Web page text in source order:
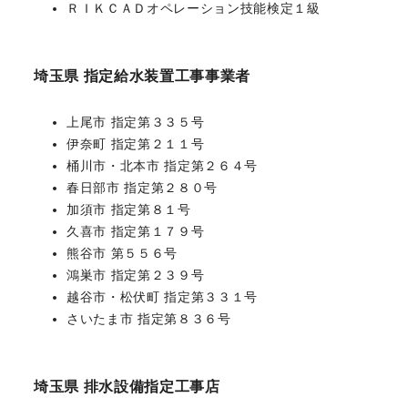
ＲＩＫＣＡＤオペレーション技能検定１級
埼玉県 指定給水装置工事事業者
上尾市 指定第３３５号
伊奈町 指定第２１１号
桶川市・北本市 指定第２６４号
春日部市 指定第２８０号
加須市 指定第８１号
久喜市 指定第１７９号
熊谷市 第５５６号
鴻巣市 指定第２３９号
越谷市・松伏町 指定第３３１号
さいたま市 指定第８３６号
埼玉県 排水設備指定工事店